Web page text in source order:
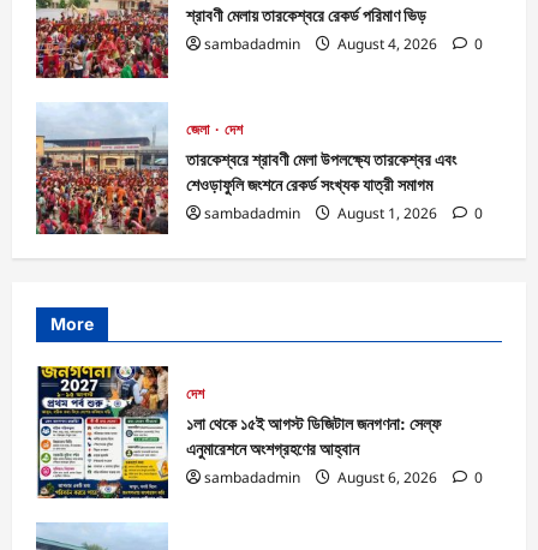
শ্রাবণী মেলায় তারকেশ্বরে রেকর্ড পরিমাণ ভিড়
sambadadmin
August 4, 2026 0
জেলা
দেশ
তারকেশ্বরে শ্রাবণী মেলা উপলক্ষ্যে তারকেশ্বর এবং
শেওড়াফুলি জংশনে রেকর্ড সংখ্যক যাত্রী সমাগম
sambadadmin
August 1, 2026 0
More
দেশ
১লা থেকে ১৫ই আগস্ট ডিজিটাল জনগণনা: সেল্ফ
এনুমারেশনে অংশগ্রহণের আহ্বান
sambadadmin
August 6, 2026 0